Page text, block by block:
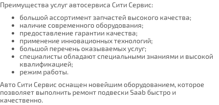
Преимущества услуг автосервиса Сити Сервис:
большой ассортимент запчастей высокого качества;
наличие современного оборудования;
предоставление гарантии качества;
применение инновационных технологий;
большой перечень оказываемых услуг;
специалисты обладают специальными знаниями и высокой
квалификацией;
режим работы.
Авто Сити Сервис оснащен новейшим оборудованием, которое
позволяет выполнить ремонт подвески Saab быстро и
качественно.